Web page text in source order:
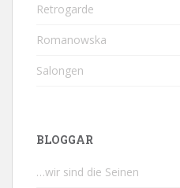
Retrogarde
Romanowska
Salongen
BLOGGAR
…wir sind die Seinen